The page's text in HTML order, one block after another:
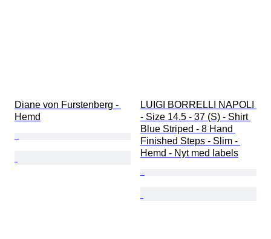
Diane von Furstenberg -
Hemd
LUIGI BORRELLI NAPOLI
- Size 14.5 - 37 (S) - Shirt
Blue Striped - 8 Hand
Finished Steps - Slim -
Hemd - Nyt med labels